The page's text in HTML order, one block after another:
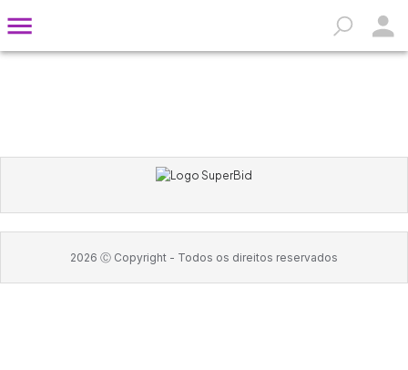
2026 Ⓒ Copyright - Todos os direitos reservados